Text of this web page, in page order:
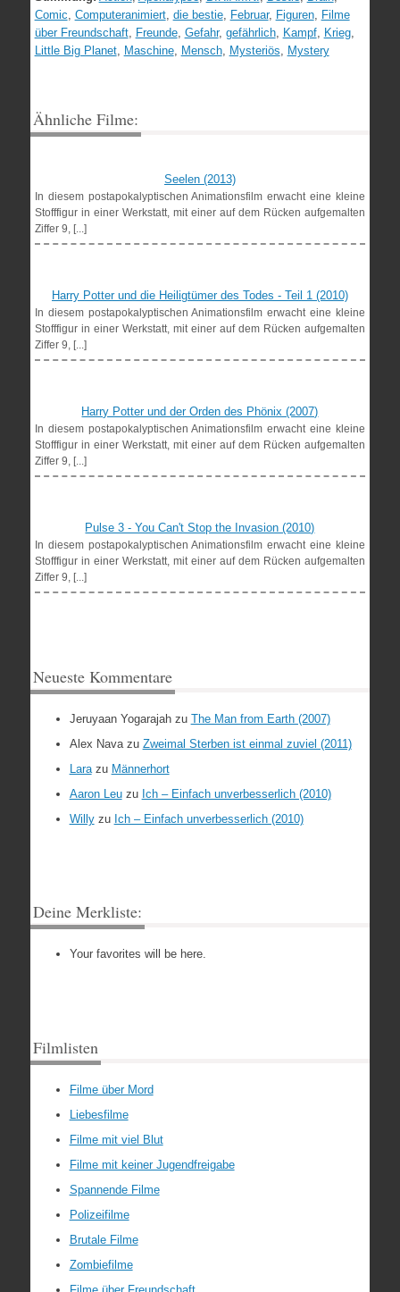
Comic Computeranimiert, die bestie, Februar, Figuren, Filme
über Freundschaft, Freunde, Gefahr, gefährlich, Kampf, Krieg,
Little Big Planet, Maschine, Mensch, Mysteriös Mystery
Ähnliche Filme:
Seelen (2013)
In diesem postapokalyptischen Animationsfilm erwacht eine kleine
Stofffigur in einer Werkstatt, mit einer auf dem Rücken aufgemalten
Ziffer 9, [...]
Harry Potter und die Heiligtümer des Todes - Teil 1 (2010)
In diesem postapokalyptischen Animationsfilm erwacht eine kleine
Stofffigur in einer Werkstatt, mit einer auf dem Rücken aufgemalten
Ziffer 9, [...]
Harry Potter und der Orden des Phönix (2007)
In diesem postapokalyptischen Animationsfilm erwacht eine kleine
Stofffigur in einer Werkstatt, mit einer auf dem Rücken aufgemalten
Ziffer 9, [...]
Pulse 3 - You Can't Stop the Invasion (2010)
In diesem postapokalyptischen Animationsfilm erwacht eine kleine
Stofffigur in einer Werkstatt, mit einer auf dem Rücken aufgemalten
Ziffer 9, [...]
Neueste Kommentare
Jeruyaan Yogarajahzu The Man from Earth (2007)
Alex Navazu Zweimal Sterben ist einmal zuviel (2011)
Larazu Männerhort
Aaron Leuzu Ich – Einfach unverbesserlich (2010)
Willyzu Ich – Einfach unverbesserlich (2010)
Deine Merkliste:
Your favorites will be here.
Filmlisten
Filme über Mord
Liebesfilme
Filme mit viel Blut
Filme mit keiner Jugendfreigabe
Spannende Filme
Polizeifilme
Brutale Filme
Zombiefilme
Filme über Freundschaft